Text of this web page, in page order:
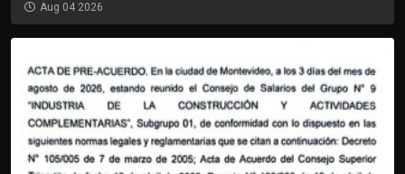
Aug 04 2026